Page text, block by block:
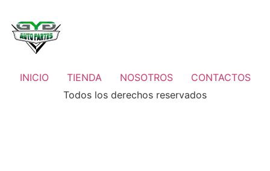
INICIO TIENDA NOSOTROS
CONTACTOS
Todos los derechos reservados